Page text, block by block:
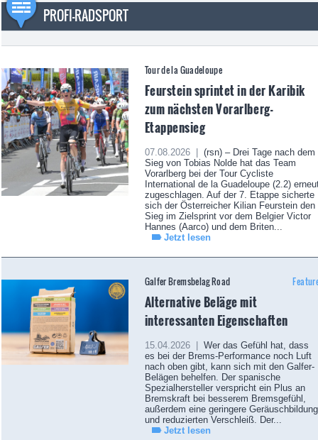
PROFI-RADSPORT
Tour de la Guadeloupe
Feurstein sprintet in der Karibik
zum nächsten Vorarlberg-
Etappensieg
07.08.2026 |
(rsn) – Drei Tage nach dem
Sieg von Tobias Nolde hat das Team
Vorarlberg bei der Tour Cycliste
International de la Guadeloupe (2.2)
zugeschlagen. Auf der 7. Etappe sicherte
sich der Österreicher Kilian Feurstein den
Sieg im Zielsprint vor dem Belgier Victor
Hannes (Aarco) und dem Briten...
Jetzt lesen
Galfer Bremsbelag Road
Alternative Beläge mit
interessanten Eigenschaften
15.04.2026 |
Wer das Gefühl hat, dass
es bei der Brems-Performance noch Luft
nach oben gibt, kann sich mit den Galfer-
Belägen behelfen. Der spanische
Spezialhersteller verspricht ein Plus an
Bremskraft bei besserem Bremsgefühl,
außerdem eine geringere Geräuschbildung
und reduzierten Verschleiß. Der...
Jetzt lesen